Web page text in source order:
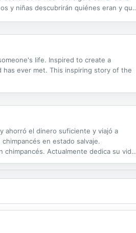
y niñas descubrirán quiénes eran y qué
life. Inspired to create a
ever met. This inspiring story of the
ahorró el dinero suficiente y viajó a
en estado salvaje.
chimpancés. Actualmente dedica su vida